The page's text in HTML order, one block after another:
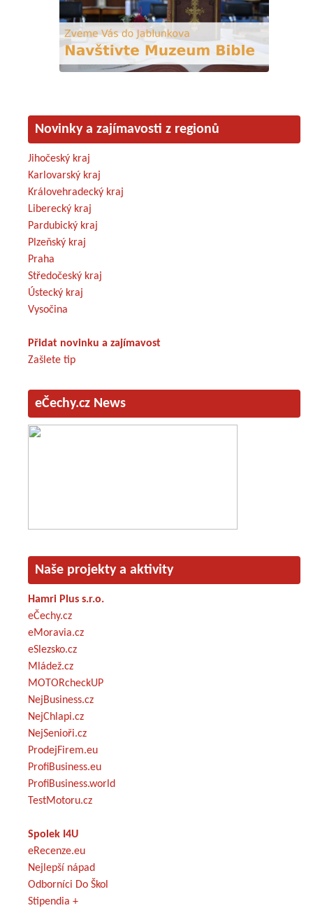
Novinky a zajímavosti z regionů
Jihočeský kraj
Karlovarský kraj
Královehradecký kraj
Liberecký kraj
Pardubický kraj
Plzeňský kraj
Praha
Středočeský kraj
Ústecký kraj
Vysočina
Přidat novinku a zajímavost
Zašlete tip
eČechy.cz News
Naše projekty a aktivity
Hamri Plus s.r.o.
eČechy.cz
eMoravia.cz
eSlezsko.cz
Mládež.cz
MOTORcheckUP
NejBusiness.cz
NejChlapi.cz
NejSenioři.cz
ProdejFirem.eu
ProfiBusiness.eu
ProfiBusiness.world
TestMotoru.cz
Spolek I4U
eRecenze.eu
Nejlepší nápad
Odborníci Do Škol
Stipendia +